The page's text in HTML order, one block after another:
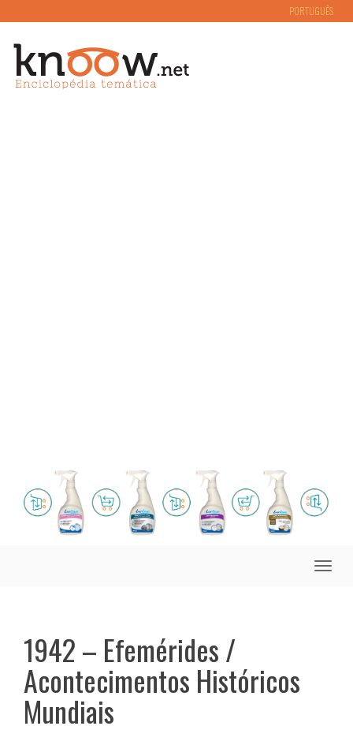
PORTUGUÊS
Toggle
1942 – Efemérides /
Acontecimentos Históricos
Mundiais